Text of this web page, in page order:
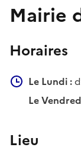
Mairie
Horaires
Le Lundi :
Le
Lieu